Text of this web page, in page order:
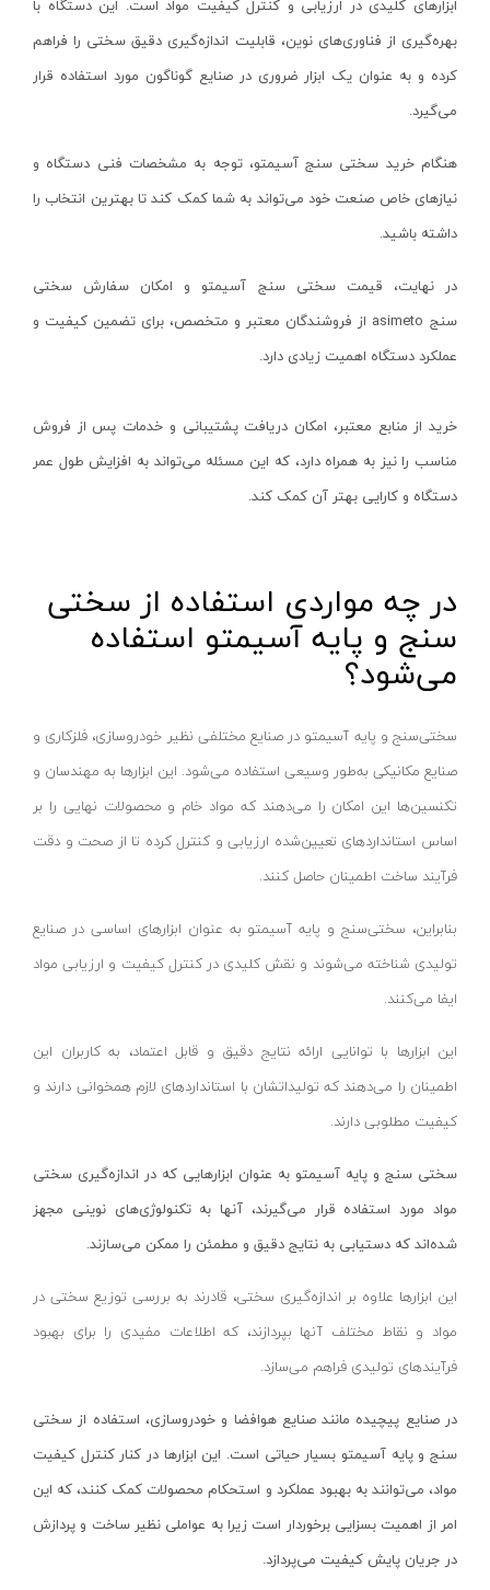
انواع مته و قلم
پایه فارسی بر
ماشین سنباده نواری
دم چلچله زن
منگنه و میخکوب بادی
کمپرسور باد
پیستوله بادی
پرچ کن بادی
سایر ابزار بادی
الکتریکی و روشنایی
فرز انگشتی بادی
مغار بادی
چکش گل زن
قیچی
اره گرد بر - دیسکی
اره فلکه ای / نواری
اره مویی برقی
میخکوب بادی
منگنه کوب بادی
اره میزی نجاری
پولیش زن برقی
سنباده لرزان
سنباده گندگی
سنباده هفتیری
سنباده نواری
کیت کمپرسور باد
کمپرسور باد نووا
کمپرسور باد کنزاکس
بکس بادی ۳/۸ اینچ
بکس بادی ۱/۲ اینچ
استارمکس-starmax
کلابر-claber
وفایی-VAFAEI
بی اس- BS
آرامیس-ARSMIS
آمل صنعت- AMOL SANAT
وادفو
حدید برش- HADID BORESH
ایفا الکترونیک - EEFA ELECTRONIC
ورتکس-VERTEX
بلک اسمیث
آستراکریا-ASTRAKOREAQK
مورسل-MURCELL
لیفتکس-LIFTEX
آلور-ALVER
ان پی- NP
سواتی- SWATY
امتاپ-EMTOP
هکتور-HECTOR
مرسل-MURCELL
پوکا- PUKKA
یارد-YARD
کواکس-COVAX
یاتو-YATO
کنیپکس-KNIPEX
هاردن-HARDEN
ابزارهای کلیدی در ارزیابی و کنترل کیفیت مواد است. این دستگاه با
بهره‌گیری از فناوری‌های نوین، قابلیت اندازه‌گیری دقیق سختی را فراهم
کرده و به عنوان یک ابزار ضروری در صنایع گوناگون مورد استفاده قرار
می‌گیرد.
هنگام خرید سختی سنج آسیمتو، توجه به مشخصات فنی دستگاه و
نیازهای خاص صنعت خود می‌تواند به شما کمک کند تا بهترین انتخاب را
داشته باشید.
در نهایت، قیمت سختی سنج آسیمتو و امکان سفارش سختی
سنج asimeto از فروشندگان معتبر و متخصص، برای تضمین کیفیت و
عملکرد دستگاه اهمیت زیادی دارد.
خرید از منابع معتبر، امکان دریافت پشتیبانی و خدمات پس از فروش
مناسب را نیز به همراه دارد، که این مسئله می‌تواند به افزایش طول عمر
دستگاه و کارایی بهتر آن کمک کند.
در چه مواردی استفاده از سختی
سنج و پایه آسیمتو استفاده
می‌شود؟
سختی‌سنج و پایه آسیمتو در صنایع مختلفی نظیر خودروسازی، فلزکاری و
صنایع مکانیکی به‌طور وسیعی استفاده می‌شود. این ابزارها به مهندسان و
تکنسین‌ها این امکان را می‌دهند که مواد خام و محصولات نهایی را بر
اساس استانداردهای تعیین‌شده ارزیابی و کنترل کرده تا از صحت و دقت
فرآیند ساخت اطمینان حاصل کنند.
بنابراین، سختی‌سنج و پایه آسیمتو به عنوان ابزارهای اساسی در صنایع
تولیدی شناخته می‌شوند و نقش کلیدی در کنترل کیفیت و ارزیابی مواد
ایفا می‌کنند.
این ابزارها با توانایی ارائه نتایج دقیق و قابل اعتماد، به کاربران این
اطمینان را می‌دهند که تولیداتشان با استانداردهای لازم همخوانی دارند و
کیفیت مطلوبی دارند.
سختی سنج و پایه آسیمتو به عنوان ابزارهایی که در اندازه‌گیری سختی
مواد مورد استفاده قرار می‌گیرند، آنها به تکنولوژی‌های نوینی مجهز
شده‌اند که دستیابی به نتایج دقیق و مطمئن را ممکن می‌سازند.
این ابزارها علاوه بر اندازه‌گیری سختی، قادرند به بررسی توزیع سختی در
مواد و نقاط مختلف آنها بپردازند، که اطلاعات مفیدی را برای بهبود
فرآیندهای تولیدی فراهم می‌سازد.
در صنایع پیچیده مانند صنایع هوافضا و خودروسازی، استفاده از سختی
سنج و پایه آسیمتو بسیار حیاتی است. این ابزارها در کنار کنترل کیفیت
مواد، می‌توانند به بهبود عملکرد و استحکام محصولات کمک کنند، که این
امر از اهمیت بسزایی برخوردار است زیرا به عواملی نظیر ساخت و پردازش
در جریان پایش کیفیت می‌پردازد.